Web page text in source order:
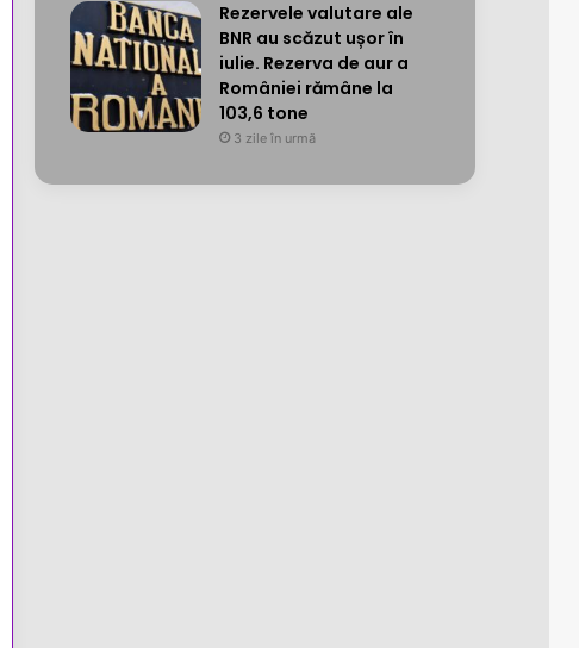
Rezervele valutare ale
BNR au scăzut ușor în
iulie. Rezerva de aur a
României rămâne la
103,6 tone
3 zile în urmă